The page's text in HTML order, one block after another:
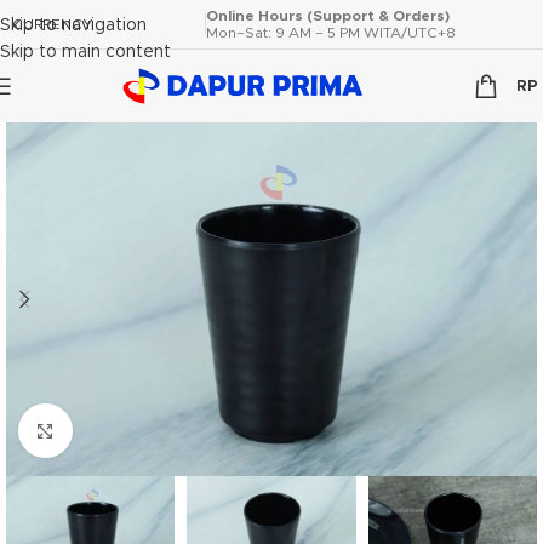
Skip to navigation
Skip to main content
CURRENCY
Online Hours (Support & Orders)
Mon–Sat: 9 AM – 5 PM WITA/UTC+8
RP
Click to enlarge